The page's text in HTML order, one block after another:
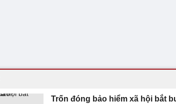
Trốn đóng bảo hiểm xã hội bắt